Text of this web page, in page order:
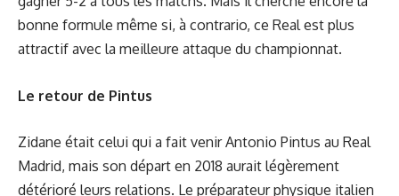
bonne formule même si, à contrario, ce Real est plus
attractif avec la meilleure attaque du championnat.
Le retour de Pintus
Zidane était celui qui a fait venir Antonio Pintus au Real
Madrid, mais son départ en 2018 aurait légèrement
détérioré leurs relations. Le préparateur physique italien